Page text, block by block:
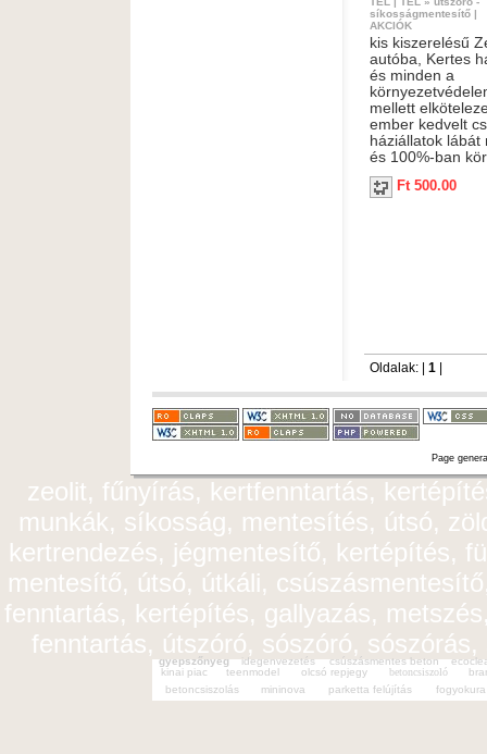
síkosságmentesítő|
AKCIÓK
kis kiszerelésű
autóba, Kertes
és minden a
mellett
ember kedvelt
háziállatok lábát
és 100%-ban
Ft 500.00
Oldalak: | 1|
Page
zeolit, fűnyírás, kertfenntartás,
munkák, síkosság, mentesítés, útsó,
kertrendezés, jégmentesítő, kertépítés,
mentesítő, útsó, útkáli,
fenntartás, kertépítés, gallyazás,
fenntartás, útszóró, sószóró,
gyepszőnyeg idegenvezetés csúszásmentes beton
kinai piac
teenmodel olcsó repjegy betoncsiszoló
betoncsiszolás
mininova parketta felújítás fogyokura